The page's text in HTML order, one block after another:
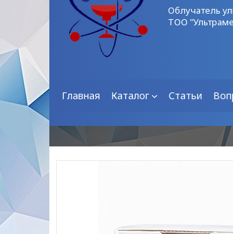
Облучатель
ТОО
Главная Каталог Статьи